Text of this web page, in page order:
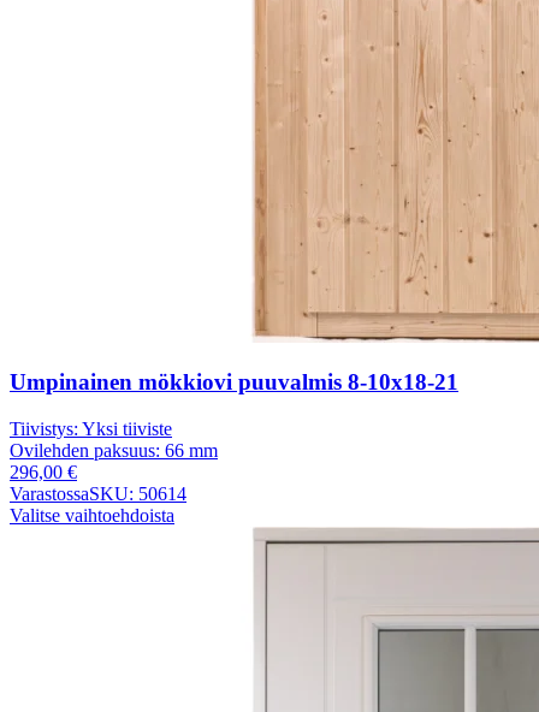
Umpinainen mökkiovi puuvalmis 8-10x18-21
Tiivistys: Yksi tiiviste
Ovilehden paksuus: 66 mm
296,00 €
VarastossaSKU: 50614
Valitse vaihtoehdoista